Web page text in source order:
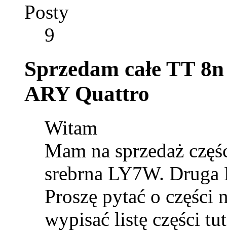
Posty
9
Sprzedam całe TT
ARY Quattro
Witam
Mam na sprzedaż
srebrna LY7W.
Proszę pytać o części
wypisać listę części